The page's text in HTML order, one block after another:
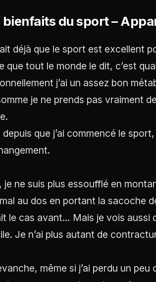
bienfaits du sport –
déjà que le sport est excellent
que tout le monde le dit, c’est
j’ai un assez bon
je ne prends pas vraiment
depuis que j’ai commencé le
je ne suis plus essoufflé en
au dos en portant la sacoche
le cas avant… Mais je vois
Je n’ai plus autant de
même si j’ai perdu un